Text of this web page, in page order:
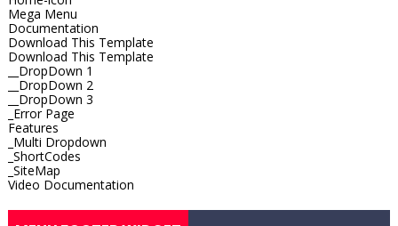
Mega Menu
Documentation
Download This Template
Download This Template
__DropDown 1
__DropDown 2
__DropDown 3
_Error Page
Features
_Multi Dropdown
_ShortCodes
_SiteMap
Video Documentation